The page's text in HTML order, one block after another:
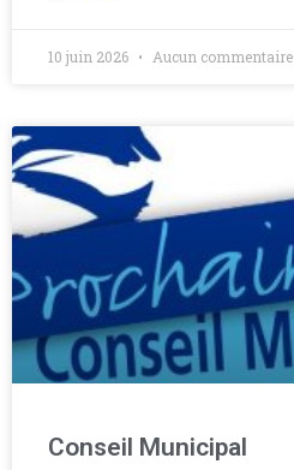
10 juin 2026 Aucun commentaire
Conseil Municipal